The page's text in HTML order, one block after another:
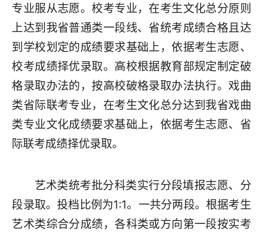
专业服从志愿。校考专业，在考生文化总分原则
上达到我省普通类一段线、省统考成绩合格且达
到学校划定的成绩要求基础上，依据考生志愿、
校考成绩择优录取。高校根据教育部规定制定破
格录取办法的，按高校破格录取办法执行。戏曲
类省际联考专业，在考生文化总分达到我省戏曲
类专业文化成绩要求基础上，依据考生志愿、省
际联考成绩择优录取。
艺术类统考批分科类实行分段填报志愿、分
段录取。投档比例为1:1。一共分两段。根据考生
艺术类综合分成绩，各科类或方向第一段按实考